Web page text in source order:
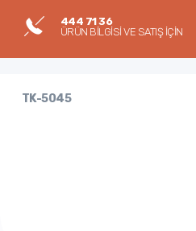
444 71 36
ÜRÜN BİLGİSİ VE SATIŞ İÇİN
TK-5045